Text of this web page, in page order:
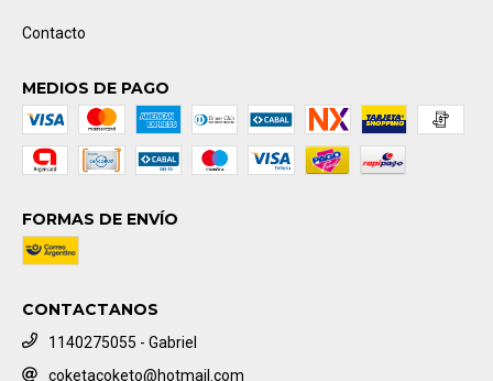
Contacto
MEDIOS DE PAGO
FORMAS DE ENVÍO
CONTACTANOS
1140275055 - Gabriel
coketacoketo@hotmail.com